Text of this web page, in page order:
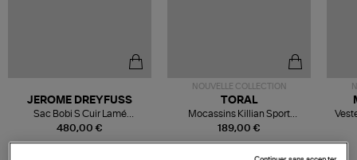
480,00 €
JEROME DREYFUSS
Sac Bobi S Cuir Lamé
Champagne
NOUVELLE COLLECTION
189,00 €
TORAL
Mocassins Killian Sport
Mousse